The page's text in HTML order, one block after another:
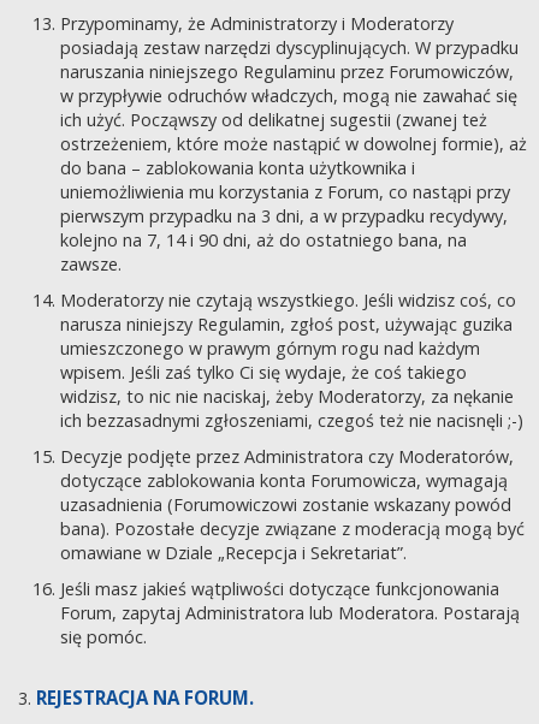
Przypominamy, że Administratorzy i Moderatorzy
posiadają zestaw narzędzi dyscyplinujących. W przypadku
naruszania niniejszego Regulaminu przez Forumowiczów,
w przypływie odruchów władczych, mogą nie zawahać się
ich użyć. Począwszy od delikatnej sugestii (zwanej też
ostrzeżeniem, które może nastąpić w dowolnej formie), aż
do bana – zablokowania konta użytkownika i
uniemożliwienia mu korzystania z Forum, co nastąpi przy
pierwszym przypadku na 3 dni, a w przypadku recydywy,
kolejno na 7, 14 i 90 dni, aż do ostatniego bana, na
zawsze.
Moderatorzy nie czytają wszystkiego. Jeśli widzisz coś, co
narusza niniejszy Regulamin, zgłoś post, używając guzika
umieszczonego w prawym górnym rogu nad każdym
wpisem. Jeśli zaś tylko Ci się wydaje, że coś takiego
widzisz, to nic nie naciskaj, żeby Moderatorzy, za nękanie
ich bezzasadnymi zgłoszeniami, czegoś też nie nacisnęli ;-)
Decyzje podjęte przez Administratora czy Moderatorów,
dotyczące zablokowania konta Forumowicza, wymagają
uzasadnienia (Forumowiczowi zostanie wskazany powód
bana). Pozostałe decyzje związane z moderacją mogą być
omawiane w Dziale „Recepcja i Sekretariat”.
Jeśli masz jakieś wątpliwości dotyczące funkcjonowania
Forum, zapytaj Administratora lub Moderatora. Postarają
się pomóc.
REJESTRACJA NA FORUM.